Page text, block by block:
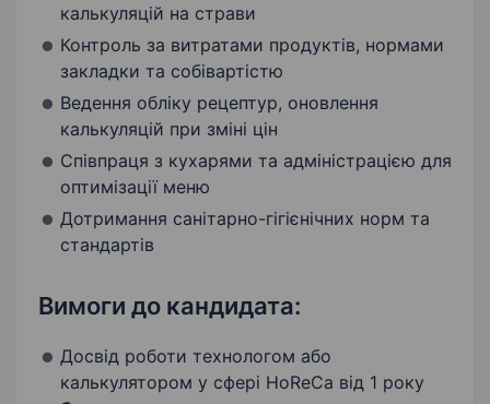
калькуляцій на страви
Контроль за витратами продуктів, нормами
закладки та собівартістю
Ведення обліку рецептур, оновлення
калькуляцій при зміні цін
Співпраця з кухарями та адміністрацією для
оптимізації меню
Дотримання санітарно-гігієнічних норм та
стандартів
Вимоги до кандидата:
Досвід роботи технологом або
калькулятором у сфері HoReCa від 1 року